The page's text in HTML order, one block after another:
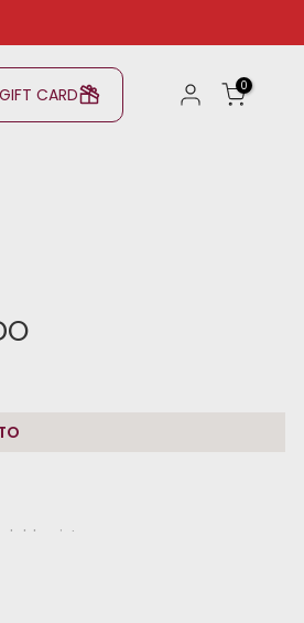
GIFT CARD 0
vista.